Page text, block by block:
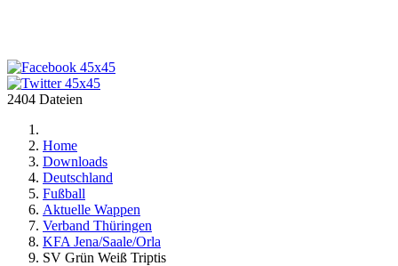
2404 Dateien
Home
Downloads
Deutschland
Fußball
Aktuelle Wappen
Verband Thüringen
KFA Jena/Saale/Orla
SV Grün Weiß Triptis